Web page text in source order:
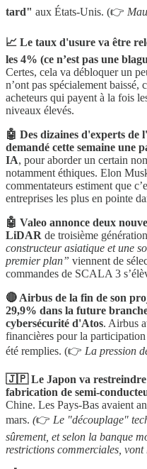
tard" aux États-Unis. (👉
📈 Le taux d'usure va être
les 4% (ce n’est pas une
Certes, cela va débloquer un
n’ont pas spécialement baissé,
acheteurs qui payent à la fois
niveaux élevés.
🤖 Des dizaines d'experts
demandé cette semaine une
IA, pour aborder un certain
notamment éthiques. Elon
commentateurs estiment que
entreprises les plus en pointe
🤖 Valeo annonce deux
LiDAR de troisième
constructeur asiatique et une
premier plan” viennent de
commandes de SCALA 3
🔴 Airbus de la fin de son
29,9% dans la future
cybersécurité d'Atos. Airbus
financières pour la
été remplies. (👉 La pression
🇯🇵 Le Japon va restreindre
fabrication de semi-
Chine. Les Pays-Bas avaient
mars. (👉 Le "découplage"
sûrement, et selon la banque
restrictions commerciales,